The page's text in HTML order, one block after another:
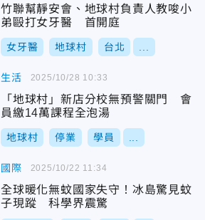
竹聯幫靜安會、地球村負責人教唆小
弟毆打女牙醫 首開庭
女牙醫 地球村 台北
生活
「地球村」新店分校無預警關門 會
員繳14萬課程全泡湯
地球村 停業 學員
2025/10/28 10:33
國際
全球暖化無蚊國家失守！冰島驚見蚊
子現蹤 科學界震驚
2025/10/22 11:34